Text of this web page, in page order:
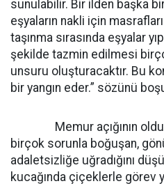
sunulabilir. Bir ilden başka
eşyaların nakli için
taşınma sırasında eşyalar
şekilde tazmin edilmesi
unsuru oluşturacaktır. Bu
bir yangın eder.” sözünü
Memur açığının
birçok sorunla boğuşan,
adaletsizliğe uğradığını
kucağında çiçeklerle görev